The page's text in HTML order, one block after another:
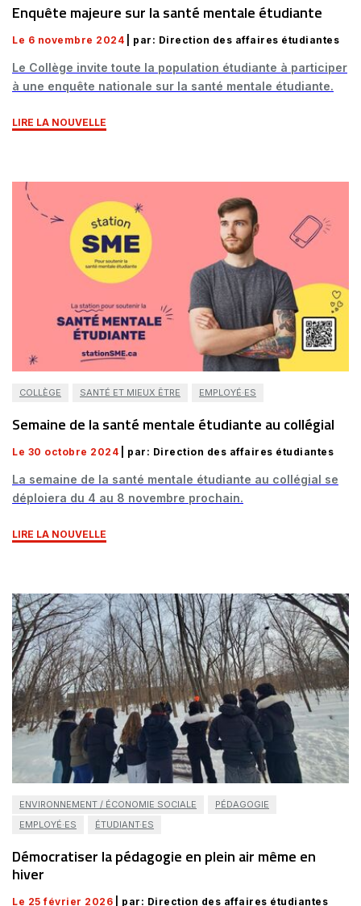
Enquête majeure sur la santé mentale étudiante
Le 6 novembre 2024 | par: Direction des affaires étudiantes
Le Collège invite toute la population étudiante à participer
à une enquête nationale sur la santé mentale étudiante.
LIRE LA NOUVELLE
COLLÈGE SANTÉ ET MIEUX ÊTRE EMPLOYÉ·ES
Semaine de la santé mentale étudiante au collégial
Le 30 octobre 2024 | par: Direction des affaires étudiantes
La semaine de la santé mentale étudiante au collégial se
déploiera du 4 au 8 novembre prochain.
LIRE LA NOUVELLE
ENVIRONNEMENT / ÉCONOMIE SOCIALE
PÉDAGOGIE
EMPLOYÉ·ES
ÉTUDIANT·ES
Démocratiser la pédagogie en plein air même en
hiver
Le 25 février 2026 | par: Direction des affaires étudiantes